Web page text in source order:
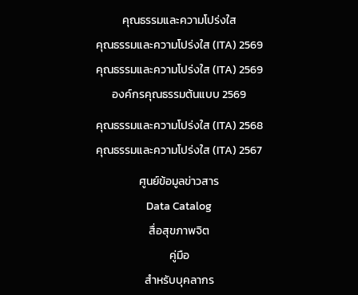
คุณธรรมและความโปร่งใส
คุณธรรมและความโปร่งใส (ITA) 2569
คุณธรรมและความโปร่งใส (ITA) 2569
องค์กรคุณธรรมต้นแบบ 2569
คุณธรรมและความโปร่งใส (ITA) 2568
คุณธรรมและความโปร่งใส (ITA) 2567
ศูนย์ข้อมูลข่าวสาร
Data Catalog
สื่อสุขภาพจิต
คู่มือ
สำหรับบุคลากร